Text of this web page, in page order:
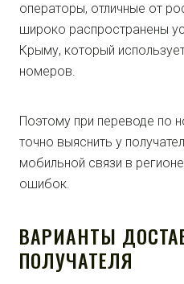
операторы, отличные от
широко распространены
Крыму, который
номеров.
Поэтому при переводе по
точно выяснить у
мобильной связи в
ошибок.
ВАРИАНТЫ
ПОЛУЧАТЕЛЯ